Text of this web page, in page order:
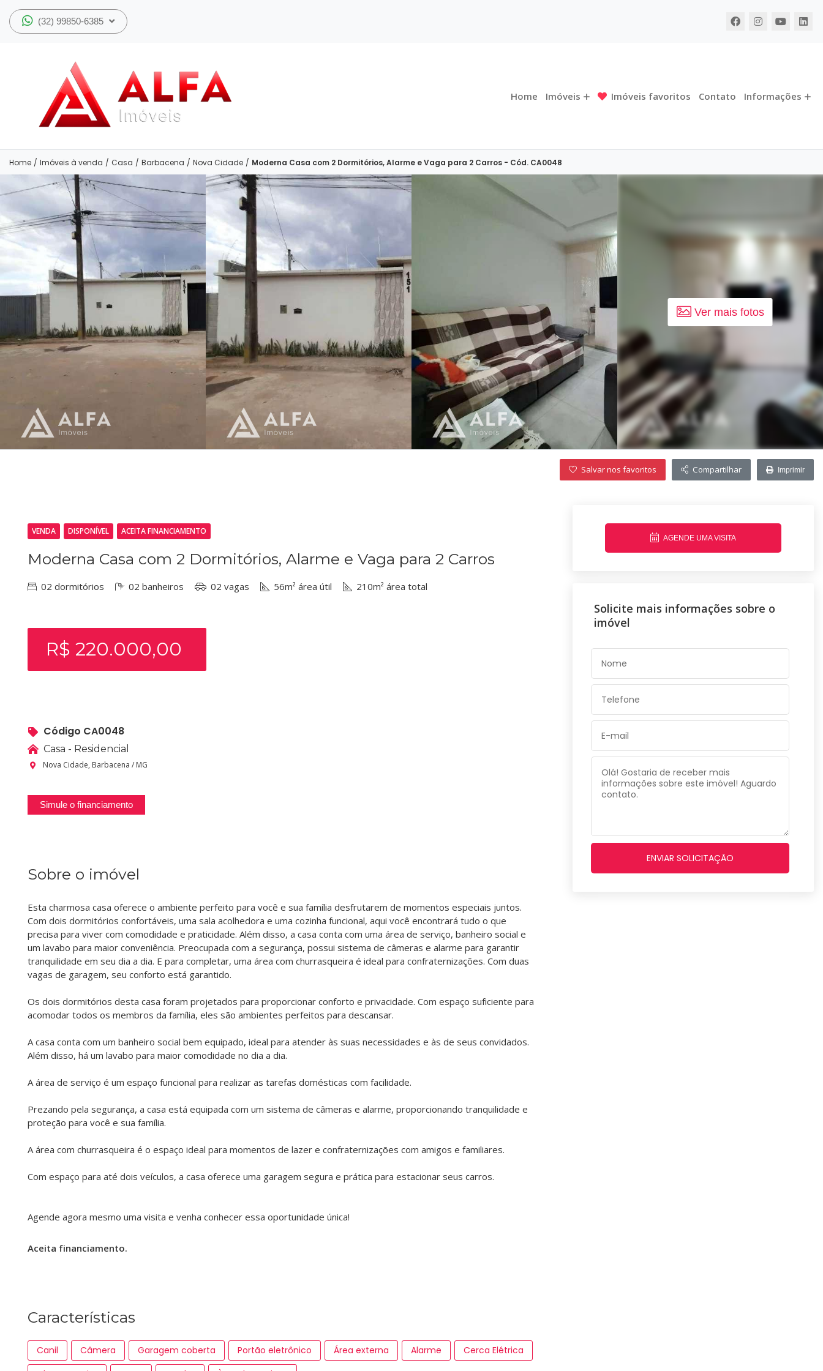
(32) 99850-6385
Home Imóveis Imóveis favoritos Contato Informações
Home / Imóveis à venda / Casa / Barbacena / Nova Cidade / Moderna Casa com 2 Dormitórios, Alarme e Vaga para 2 Carros - Cód. CA0048
Ver mais fotos
Salvar nos favoritos Compartilhar Imprimir
VENDA DISPONÍVEL ACEITA FINANCIAMENTO
Moderna Casa com 2 Dormitórios, Alarme e Vaga para 2 Carros
02 dormitórios 02 banheiros 02 vagas 56m² área útil 210m² área total
R$ 220.000,00
Código CA0048
Casa - Residencial
Nova Cidade, Barbacena / MG
Simule o financiamento
Sobre o imóvel
Esta charmosa casa oferece o ambiente perfeito para você e sua família desfrutarem de momentos especiais juntos.
Com dois dormitórios confortáveis, uma sala acolhedora e uma cozinha funcional, aqui você encontrará tudo o que
precisa para viver com comodidade e praticidade. Além disso, a casa conta com uma área de serviço, banheiro social e
um lavabo para maior conveniência. Preocupada com a segurança, possui sistema de câmeras e alarme para garantir
tranquilidade em seu dia a dia. E para completar, uma área com churrasqueira é ideal para confraternizações. Com duas
vagas de garagem, seu conforto está garantido.
Os dois dormitórios desta casa foram projetados para proporcionar conforto e privacidade. Com espaço suficiente para
acomodar todos os membros da família, eles são ambientes perfeitos para descansar.
A casa conta com um banheiro social bem equipado, ideal para atender às suas necessidades e às de seus convidados.
Além disso, há um lavabo para maior comodidade no dia a dia.
A área de serviço é um espaço funcional para realizar as tarefas domésticas com facilidade.
Prezando pela segurança, a casa está equipada com um sistema de câmeras e alarme, proporcionando tranquilidade e
proteção para você e sua família.
A área com churrasqueira é o espaço ideal para momentos de lazer e confraternizações com amigos e familiares.
Com espaço para até dois veículos, a casa oferece uma garagem segura e prática para estacionar seus carros.
Agende agora mesmo uma visita e venha conhecer essa oportunidade única!
Aceita financiamento.
Características
Canil Câmera Garagem coberta Portão eletrônico Área externa Alarme
Cerca Elétrica
AGENDE UMA VISITA
Solicite mais informações sobre o
imóvel